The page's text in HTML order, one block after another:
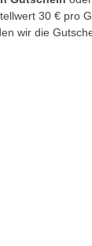
30 € pro
wir die